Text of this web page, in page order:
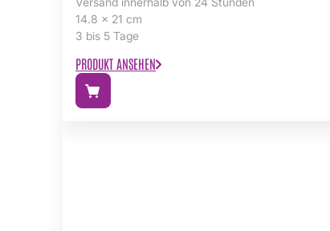
14.8 x 21 cm
3 bis 5 Tage
PRODUKT ANSEHEN